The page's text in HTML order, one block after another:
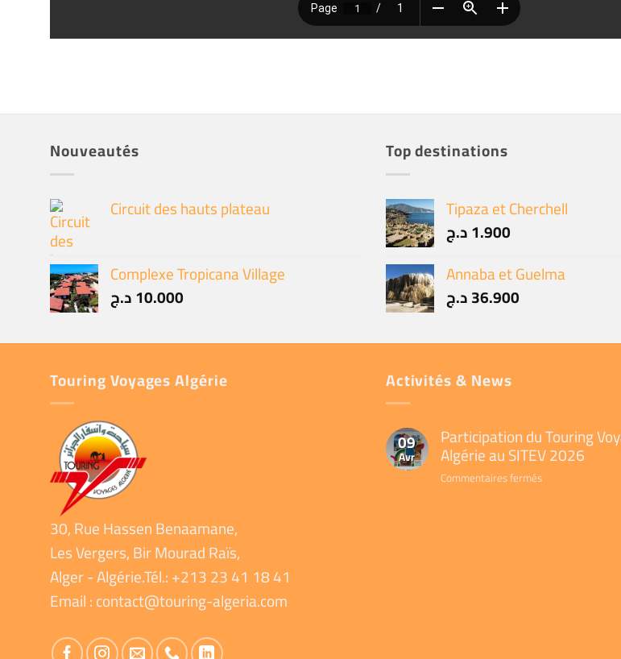
Nouveautés
Circuit des hauts plateau
Complexe Tropicana Village
10.000د.ج
Top destinations
Tipaza et Cherchell
1.900د.ج
Annaba et Guelma
36.900د.ج
Touring Voyages Algérie
30, Rue Hassen Benaamane,
Les Vergers, Bir Mourad Raïs,
Alger - Algérie.Tél.: +213 23 41 18 41
Email :contact@touring-algeria.com
Activités & News
09
Avr
Participation du Touring
Algérie au SITEV 2026
Commentaires ferméssur